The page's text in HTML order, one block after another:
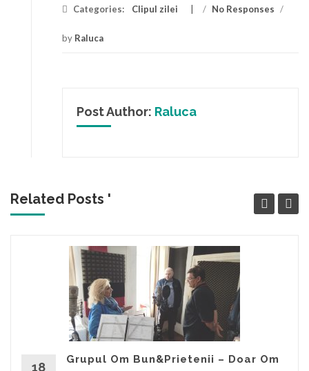
Categories: Clipul zilei / No Responses /
by Raluca
Post Author: Raluca
Related Posts '
18
Grupul Om Bun&Prietenii – Doar Om